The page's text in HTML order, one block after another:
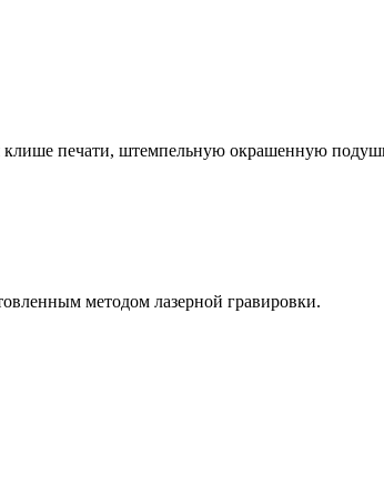
клише печати, штемпельную окрашенную
методом лазерной гравировки.